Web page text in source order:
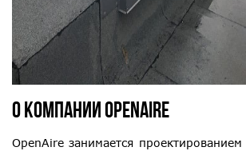
О КОМПАНИИ OPENAIRE
OpenAire занимается